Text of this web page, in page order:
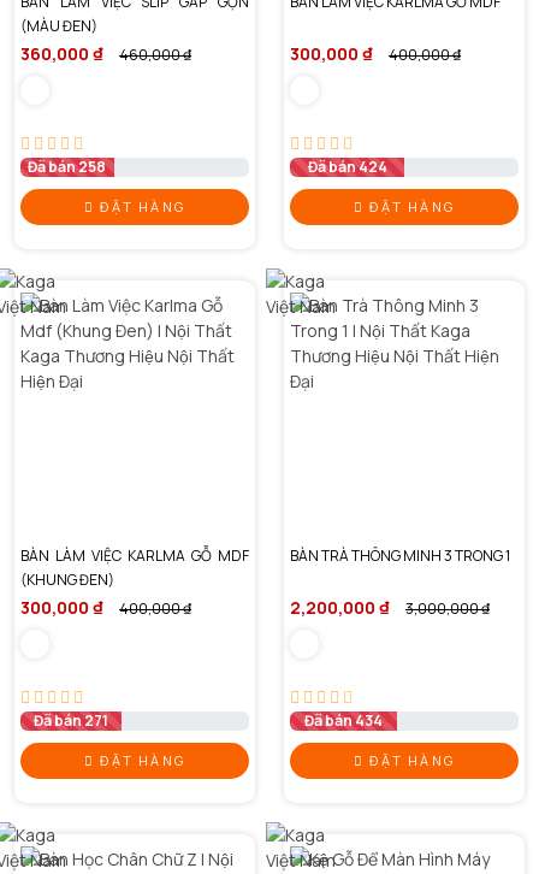
(MÀU ĐEN)
360,000 ₫ 460,000 ₫
Đã bán 258
ĐẶT HÀNG
300,000 ₫ 400,000 ₫
Đã bán 424
ĐẶT HÀNG
BÀN LÀM VIỆC KARLMA GỖ MDF
(KHUNG ĐEN)
300,000 ₫ 400,000 ₫
Đã bán 271
ĐẶT HÀNG
BÀN TRÀ THÔNG MINH 3 TRONG 1
2,200,000 ₫ 3,000,000 ₫
Đã bán 434
ĐẶT HÀNG